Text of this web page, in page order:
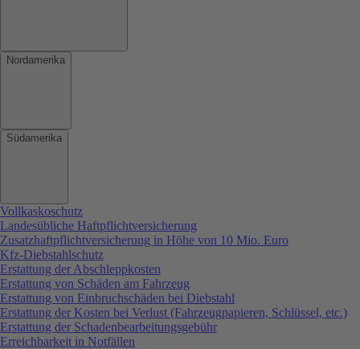
Nordamerika
Südamerika
Vollkaskoschutz
Landesübliche Haftpflichtversicherung
Zusatzhaftpflichtversicherung in Höhe von 10 Mio. Euro
Kfz-Diebstahlschutz
Erstattung der Abschleppkosten
Erstattung von Schäden am Fahrzeug
Erstattung von Einbruchschäden bei Diebstahl
Erstattung der Kosten bei Verlust (Fahrzeugpapieren, Schlüssel, etc.)
Erstattung der Schadenbearbeitungsgebühr
Erreichbarkeit in Notfällen